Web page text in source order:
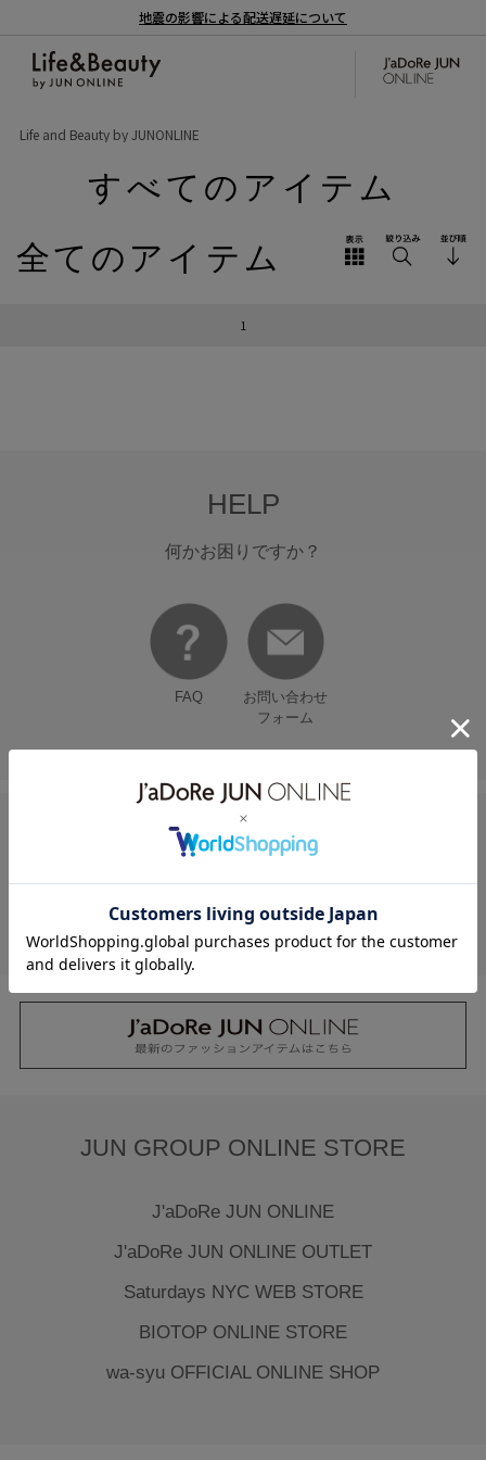
地震の影響による配送遅延について
Life and Beauty by JUNONLINE
すべてのアイテム
全てのアイテム
1
HELP
何かお困りですか？
FAQ
お問い合わせ
フォーム
FOLLOW US ON
JUN GROUP ONLINE STORE
J'aDoRe JUN ONLINE
J'aDoRe JUN ONLINE OUTLET
Saturdays NYC WEB STORE
BIOTOP ONLINE STORE
wa-syu OFFICIAL ONLINE SHOP